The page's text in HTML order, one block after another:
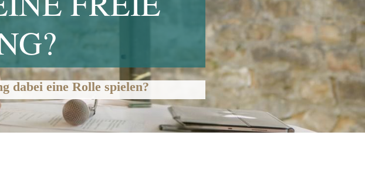
dabei eine Rolle spielen?